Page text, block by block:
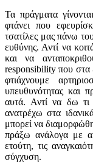
Τα πράγματα
φτάνει που
τσατίλες μας πάνω
ευθύνης. Αντί να
και να
responsibility που στα
φτιάχνουμε
υπευθυνότητας και
αυτά. Αντί να δω
ανατρέχω στα
μπορεί να
πράξω ανάλογα με
ετούτη, τις
σύγχυση.